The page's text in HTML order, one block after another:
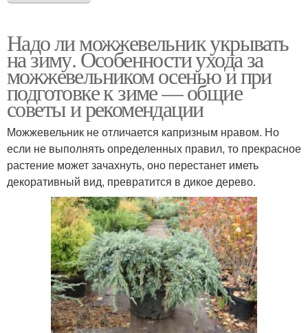
Надо ли можжевельник укрывать
на зиму. Особенности ухода за
можжевельником осенью и при
подготовке к зиме — общие
советы и рекомендации
Можжевельник не отличается капризным нравом. Но
если не выполнять определенных правил, то прекрасное
растение может зачахнуть, оно перестанет иметь
декоративный вид, превратится в дикое дерево.